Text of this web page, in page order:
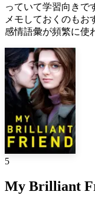
っていて学習向きで
メモしておくのもお
感情語彙が頻繁に使
5
My Brilliant